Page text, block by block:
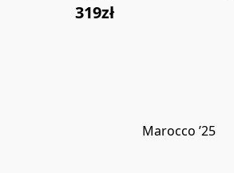
319zł
Marocco ’25